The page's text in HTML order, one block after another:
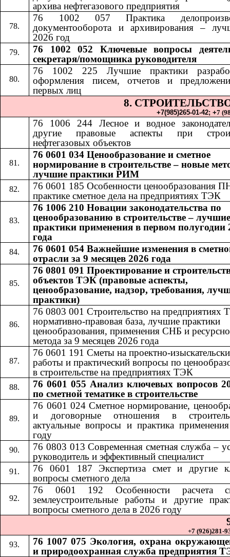
архива нефтегазового предприятия
76 1002 057 Практика
документооборота и архивирования –
2026 год
76 1002 052​​ Ключевые вопросы
секретаря/помощника руководителя
76 1002 225 Лучшие практики
оформления писем, отчетов и
первых лиц
8.
+7(985)265-01-42;​​+7
76 1006 244​​ Лесное и водное
другие правовые аспекты при
нефтегазовых объектов
76 0601 034 Ценообразование и сметное
нормирование в строительстве – новые
лучшие практики РИМ
76 0601 185 ​​Особенности ценообразования
практике сметное дела на предприятиях ТЭК
76 1006 210 Новации законодательства по
ценообразованию в строительстве –
практики применения в первом полугодии
года
76 0601 054 Важнейшие изменения в
отрасли за 9 месяцев 2026 года
76 0801 091 Проектирование и
объектов ТЭК (правовые аспекты,
ценообразование, надзор, требования,
практики)
76 0803 001 Строительство на предприятиях
нормативно-правовая база, лучшие практики
ценообразования, применения СНБ и
метода за 9 месяцев 2026 года
76 0601​​ 191​​Сметы на проектно-
работы и практический вопросы по
в строительстве на предприятиях ТЭК
76 0601 055 Анализ ключевых вопросов
по сметной тематике в строительстве
76 0601 024 Сметное нормирование,
и договорные отношения в
актуальные вопросы и практика
году
76 0803 013 Современная сметная служба –
руководитель и эффективный специалист
76 0601 187 Экспертиза смет и другие
вопросы сметного дела
76 0601 192 ​​Особенности расчета
землеустроительные работы и другие
вопросы сметного дела в 2026 году
+7 (926)281-
76 1007 075 Экология, охрана
и природоохранная служба предприятия